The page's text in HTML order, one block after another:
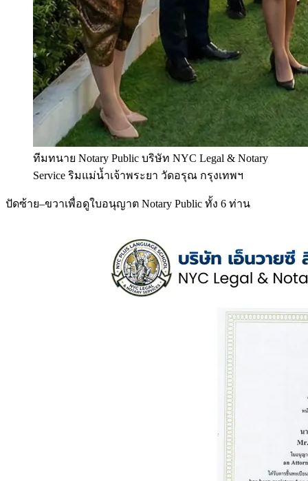
ทีมทนาย Notary Public บริษัท NYC Legal & Notary
Service ริมแม่น้ำเจ้าพระยา วัดอรุณ กรุงเทพฯ
ปัดซ้าย–ขวาเพื่อดูใบอนุญาต Notary Public ทั้ง 6 ท่าน